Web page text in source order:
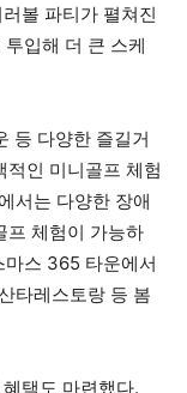
볼 파티가 펼쳐진
입해 더 큰 스케
등 다양한 즐길거
적인 미니골프 체험
서는 다양한 장애
프 체험이 가능하
스 365 타운에서
타레스토랑 등 봄
택도 마련했다.